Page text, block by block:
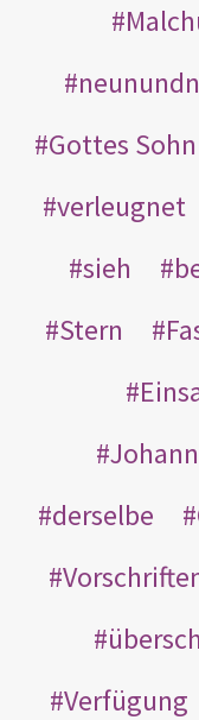
Gottes Sohn
verleugnet
sieh
Stern
derselbe
Verfügung